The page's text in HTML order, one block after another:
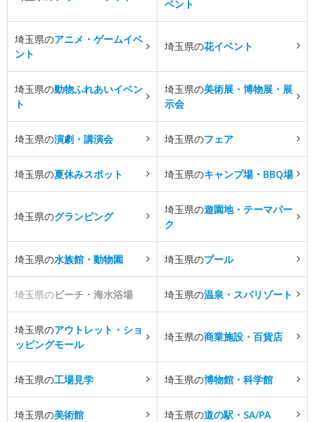
ベント
埼玉県のアニメ・ゲームイベ
ント
埼玉県の花イベント
埼玉県の動物ふれあいイベン
ト
埼玉県の美術展・博物展・展
示会
埼玉県の演劇・講演会 埼玉県のフェア
埼玉県の夏休みスポット 埼玉県のキャンプ場・BBQ場
埼玉県のグランピング
埼玉県の遊園地・テーマパー
ク
埼玉県の水族館・動物園 埼玉県のプール
埼玉県のビーチ・海水浴場 埼玉県の温泉・スパリゾート
埼玉県のアウトレット・ショ
ッピングモール
埼玉県の商業施設・百貨店
埼玉県の工場見学 埼玉県の博物館・科学館
埼玉県の美術館 埼玉県の道の駅・SA/PA